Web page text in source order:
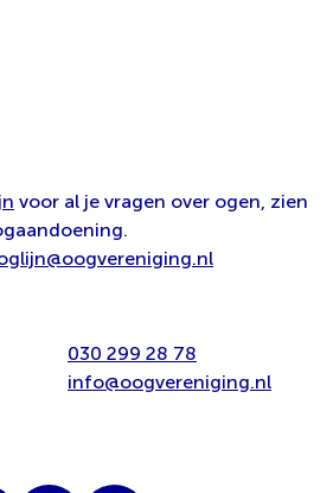
voor al je vragen over ogen, zien
030 299 28 78
info@oogvereniging.nl